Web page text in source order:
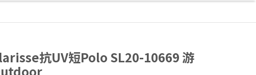
抗UV短Polo SL20-10669 游